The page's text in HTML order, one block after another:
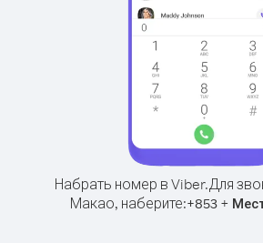
Набрать номер в Viber.Для
Макао, наберите:+853+